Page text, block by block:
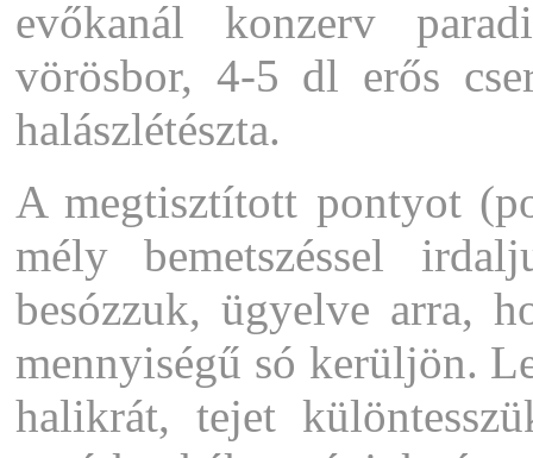
evőkanál konzerv
vörösbor, 4-5 dl erős
halászlétészta.
A megtisztított pontyot
mély bemetszéssel
besózzuk, ügyelve arra,
mennyiségű só kerüljön.
halikrát, tejet